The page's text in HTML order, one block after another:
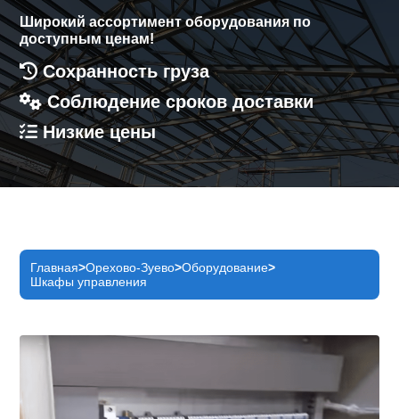
Широкий ассортимент оборудования по
доступным ценам!
Сохранность груза
Соблюдение сроков доставки
Низкие цены
Главная Орехово-Зуево Оборудование
Шкафы управления